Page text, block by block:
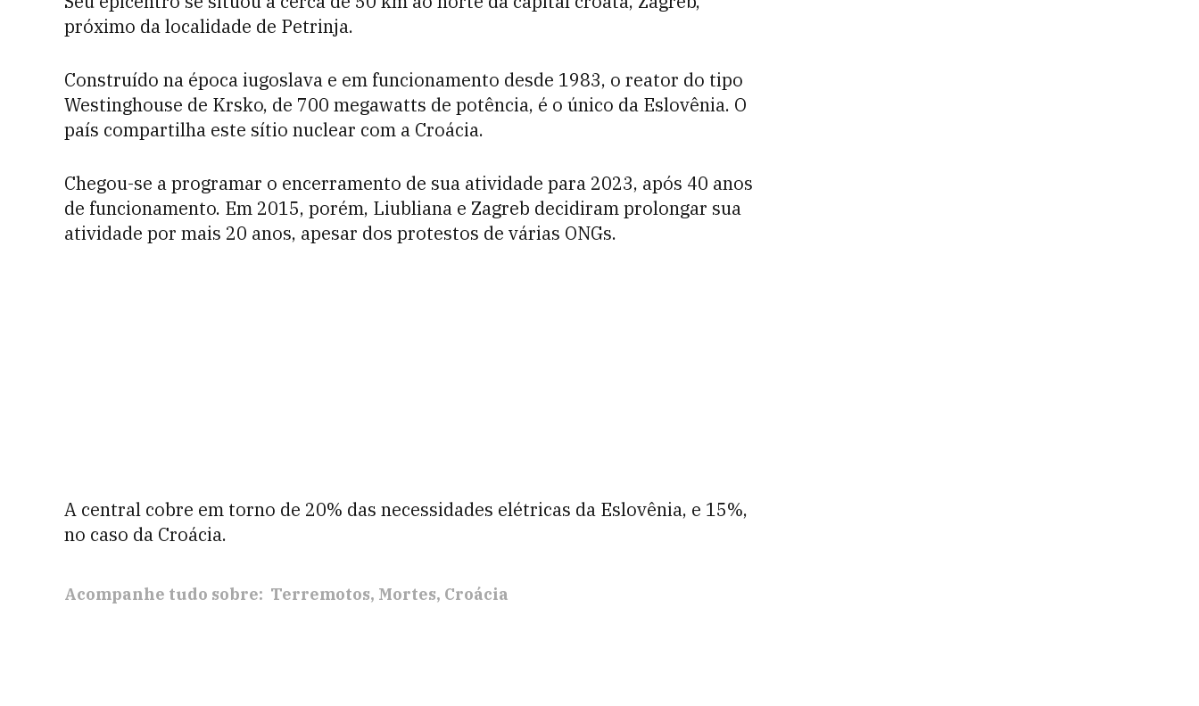
próximo da localidade de Petrinja.
Construído na época iugoslava e em funcionamento desde 1983, o reator do tipo
Westinghouse de Krsko, de 700 megawatts de potência, é o único da Eslovênia. O
país compartilha este sítio nuclear com a Croácia.
Chegou-se a programar o encerramento de sua atividade para 2023, após 40 anos
de funcionamento. Em 2015, porém, Liubliana e Zagreb decidiram prolongar sua
atividade por mais 20 anos, apesar dos protestos de várias ONGs.
A central cobre em torno de 20% das necessidades elétricas da Eslovênia, e 15%,
no caso da Croácia.
Acompanhe tudo sobre: Terremotos Mortes Croácia